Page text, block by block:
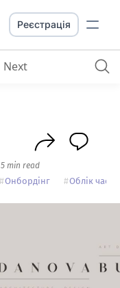
Реєстрація
Next
5 min read
Онбордінг Облік часу